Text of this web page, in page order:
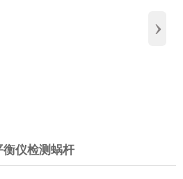
›
衡仪检测蜗杆